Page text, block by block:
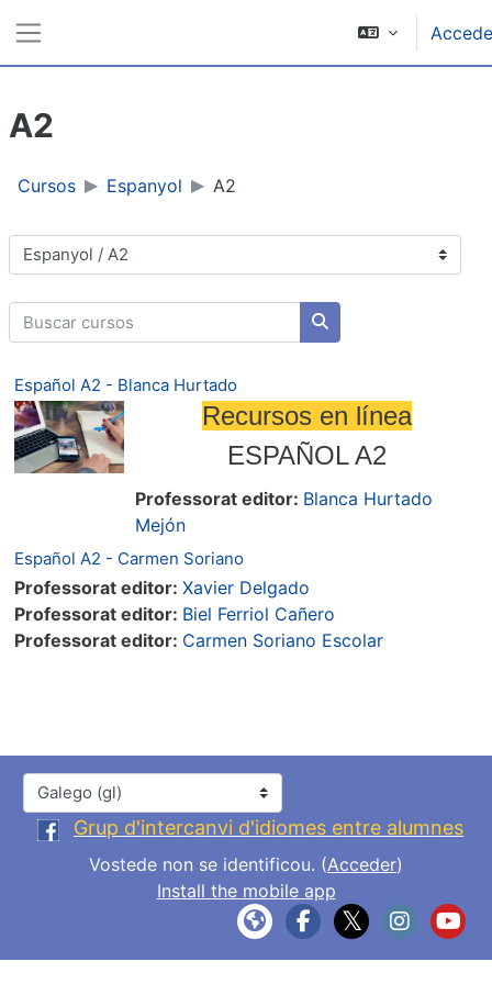
A2
Cursos Espanyol A2
Categorías de cursos
Buscar cursos
Buscar cursos
Español A2 - Blanca Hurtado
Recursos en línea
ESPAÑOL A2
Professorat editor: Blanca Hurtado
Mejón
Español A2 - Carmen Soriano
Professorat editor: Xavier Delgado
Professorat editor: Biel Ferriol Cañero
Professorat editor: Carmen Soriano Escolar
Idioma
Grup d'intercanvi d'idiomes entre alumnes
Vostede non se identificou. (Acceder)
Install the mobile app